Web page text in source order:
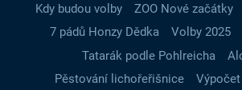
Kdy budou volby
ZOO Nové začátky
7 pádů Honzy Dědka
Volby 2025
Tatarák podle Pohlreicha
Pěstování lichořeřišnice